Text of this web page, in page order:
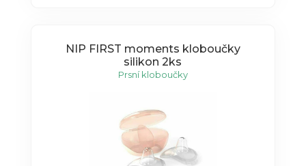
NIP FIRST moments kloboučky
silikon 2ks
Prsní kloboučky